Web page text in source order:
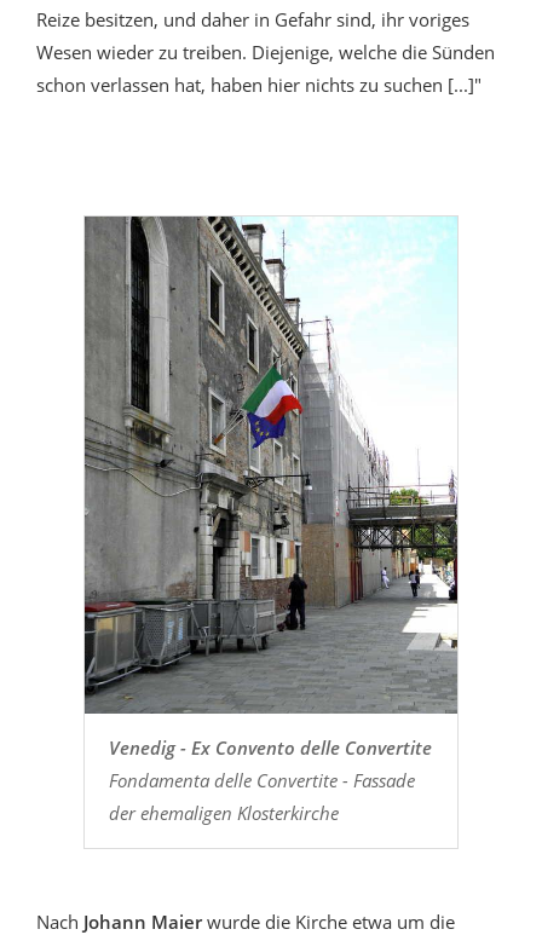
Reize besitzen, und daher in Gefahr sind, ihr voriges
Wesen wieder zu treiben. Diejenige, welche die Sünden
schon verlassen hat, haben hier nichts zu suchen [...]"
Venedig - Ex Convento delle Convertite
Fondamenta delle Convertite - Fassade
der ehemaligen Klosterkirche
Nach Johann Maierwurde die Kirche etwa um die